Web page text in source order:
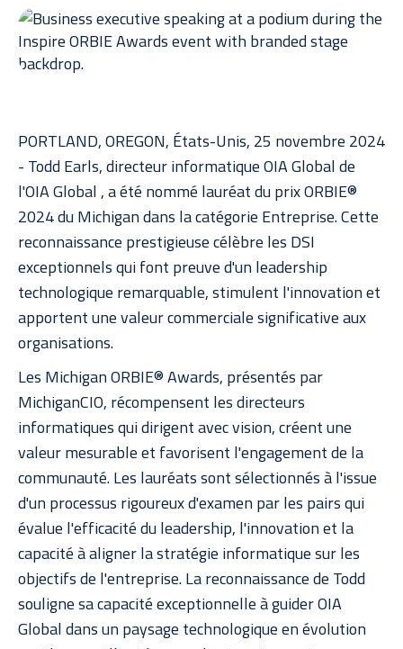
PORTLAND, OREGON, États-Unis, 25 novembre 2024
- Todd Earls, directeur informatique OIA Global de
l'OIA Global , a été nommé lauréat du prix ORBIE®
2024 du Michigan dans la catégorie Entreprise. Cette
reconnaissance prestigieuse célèbre les DSI
exceptionnels qui font preuve d'un leadership
technologique remarquable, stimulent l'innovation et
apportent une valeur commerciale significative aux
organisations.
Les Michigan ORBIE® Awards, présentés par
MichiganCIO, récompensent les directeurs
informatiques qui dirigent avec vision, créent une
valeur mesurable et favorisent l'engagement de la
communauté. Les lauréats sont sélectionnés à l'issue
d'un processus rigoureux d'examen par les pairs qui
évalue l'efficacité du leadership, l'innovation et la
capacité à aligner la stratégie informatique sur les
objectifs de l'entreprise. La reconnaissance de Todd
souligne sa capacité exceptionnelle à guider OIA
Global dans un paysage technologique en évolution